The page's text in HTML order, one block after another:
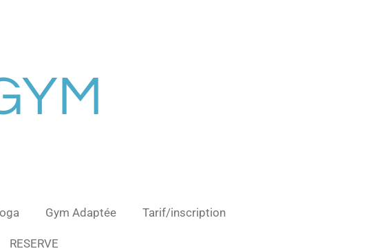
Gym Adaptée Tarif/inscription
RESERVE